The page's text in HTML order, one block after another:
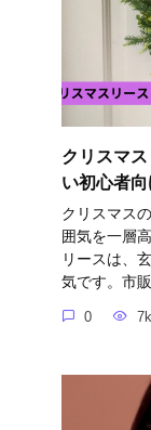
クリスマ
い初心者
クリスマス
囲気を一層
リースは、
気です。市
0 7k.